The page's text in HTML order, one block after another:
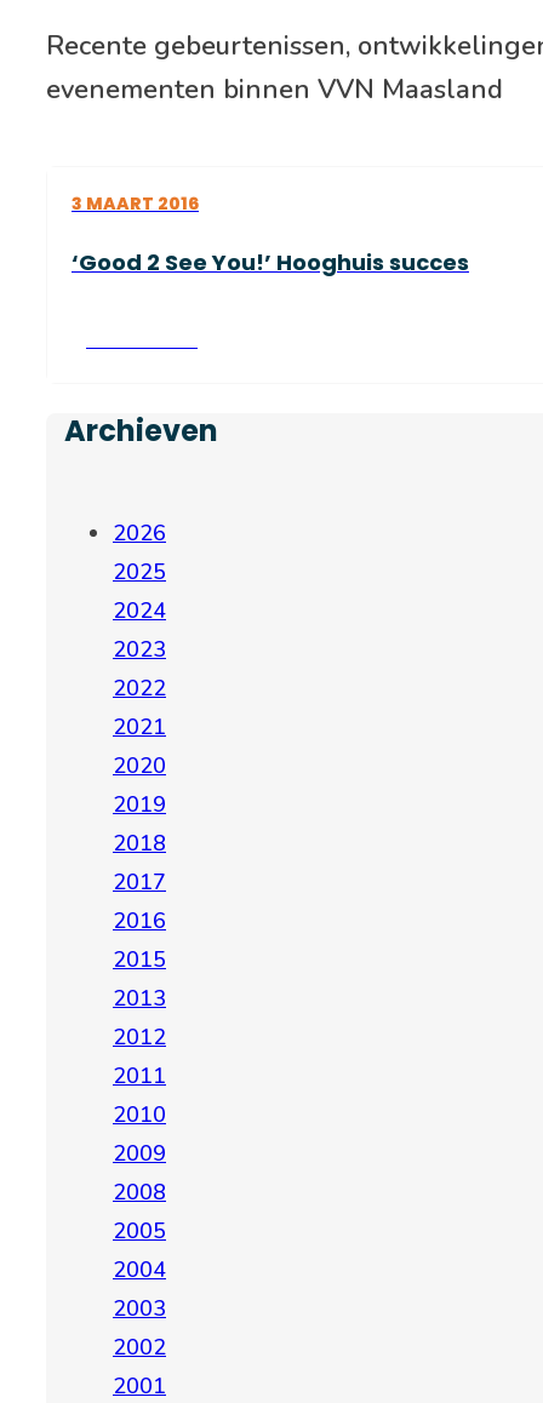
Recente gebeurtenissen,
evenementen binnen VVN Maasland
3 MAART 2016
‘Good 2 See You!’ Hooghuis succes
Archieven
2026
2025
2024
2023
2022
2021
2020
2019
2018
2017
2016
2015
2013
2012
2011
2010
2009
2008
2005
2004
2003
2002
2001